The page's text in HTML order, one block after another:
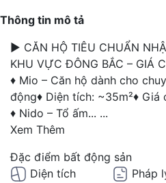
Thông tin mô tả
► CĂN HỘ TIÊU CHUẨN
KHU VỰC ĐÔNG BẮC – GIÁ
♦ Mio – Căn hộ dành cho
động♦ Diện tích: ~35m²♦ Giá
♦ Nido – Tổ ấm... ...
Xem Thêm
Đặc điểm bất động sản
Diện tích
Pháp